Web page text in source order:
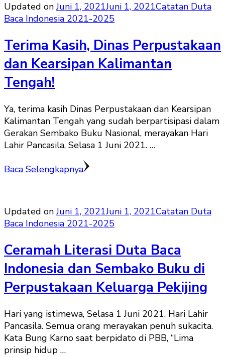
Updated onJuni 1, 2021Juni 1, 2021Catatan Duta
Baca Indonesia 2021-2025
Terima Kasih, Dinas Perpustakaan
dan Kearsipan Kalimantan
Tengah!
Ya, terima kasih Dinas Perpustakaan dan Kearsipan
Kalimantan Tengah yang sudah berpartisipasi dalam
Gerakan Sembako Buku Nasional, merayakan Hari
Lahir Pancasila, Selasa 1 Juni 2021. …
Baca Selengkapnya
Updated onJuni 1, 2021Juni 1, 2021Catatan Duta
Baca Indonesia 2021-2025
Ceramah Literasi Duta Baca
Indonesia dan Sembako Buku di
Perpustakaan Keluarga Pekijing
Hari yang istimewa, Selasa 1 Juni 2021. Hari Lahir
Pancasila. Semua orang merayakan penuh sukacita.
Kata Bung Karno saat berpidato di PBB, “Lima
prinsip hidup …